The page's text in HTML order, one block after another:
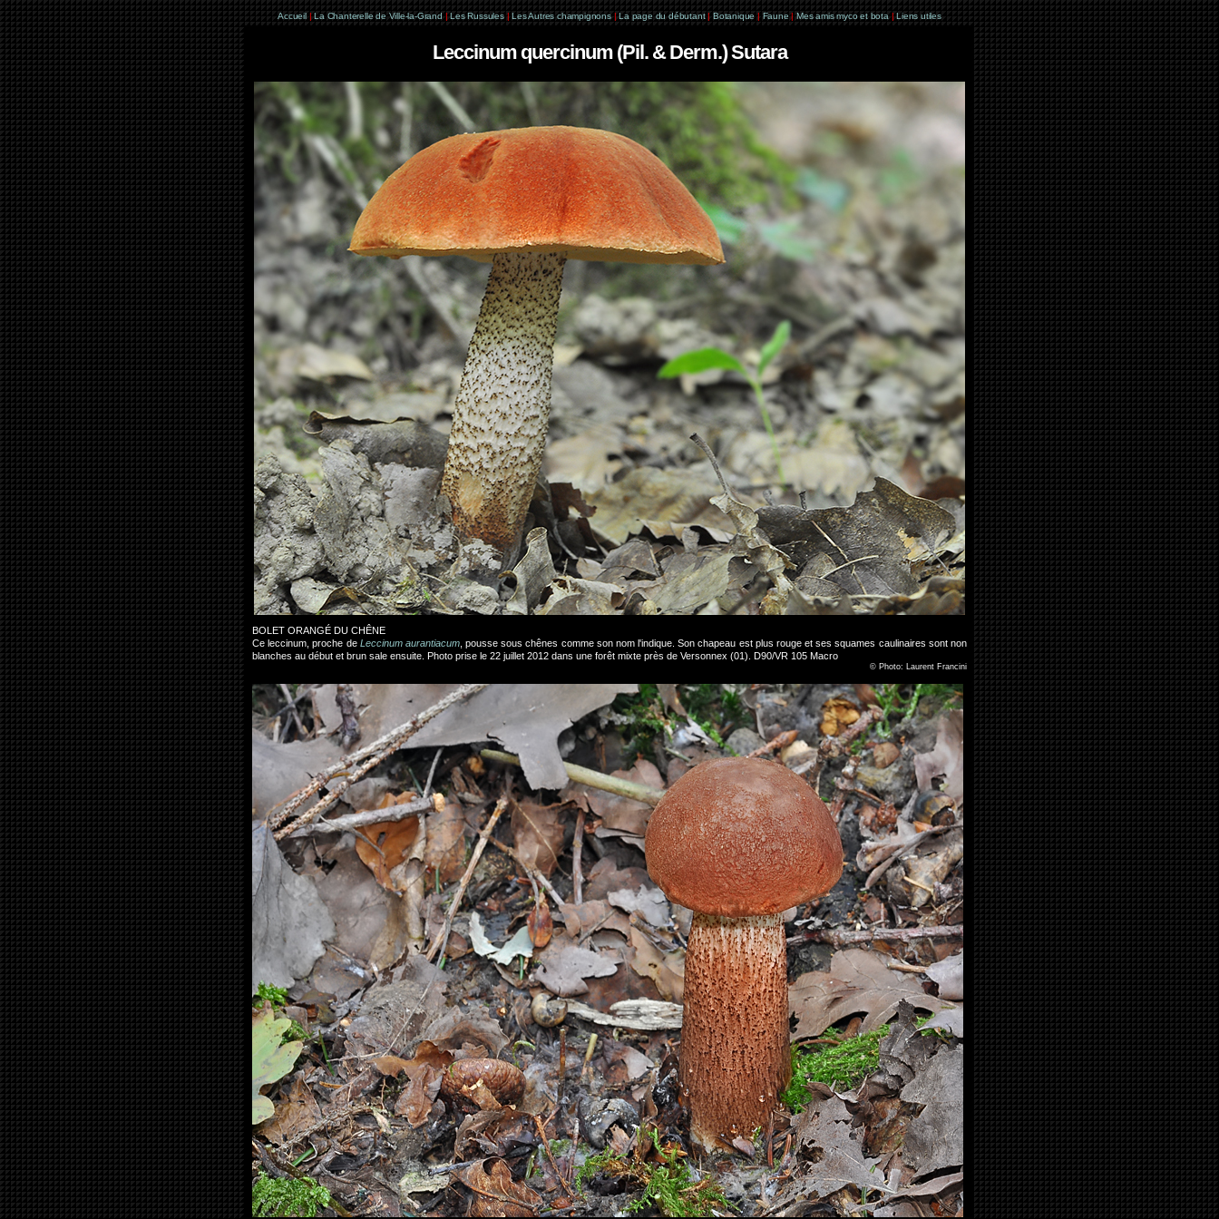
Accueil | La Chanterelle de Ville-la-Grand | Les Russules | Les Autres champignons | La page du débutant | Botanique | Faune | Mes amis myco et bota | Liens utiles
Leccinum quercinum (Pil. & Derm.) Sutara
BOLET ORANGÉ DU CHÊNE
Ce leccinum, proche de Leccinum aurantiacum, pousse sous chênes comme son nom l'indique. Son chapeau est plus rouge et ses squames caulinaires sont non
blanches au début et brun sale ensuite. Photo prise le 22 juillet 2012 dans une forêt mixte près de Versonnex (01). D90/VR 105 Macro
© Photo: Laurent Francini